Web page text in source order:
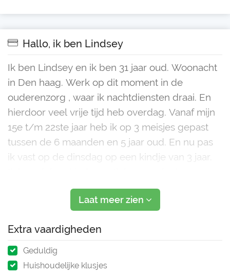
Hallo, ik ben Lindsey
Ik ben Lindsey en ik ben 31 jaar oud. Woonacht
in Den haag. Werk op dit moment in de
ouderenzorg , waar ik nachtdiensten draai. En
hierdoor veel vrije tijd heb overdag. Vanaf mijn
15e t/m 22ste jaar heb ik op 3 meisjes gepast
tussen de 6 maanden en 5 jaar oud. En nu pas
ik vast op de dinsdag op een kindje van 3 jaar.
activiteiten doen / spelletjes , bakke
Laat meer zien
Extra vaardigheden
Geduldig
Huishoudelijke klusjes